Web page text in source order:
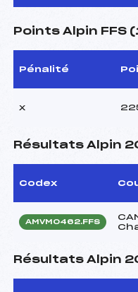
Points Alpin FFS
Pénalité
x
Résultats Alpin
Codex
AMVM0462.FFS
Résultats Alpin